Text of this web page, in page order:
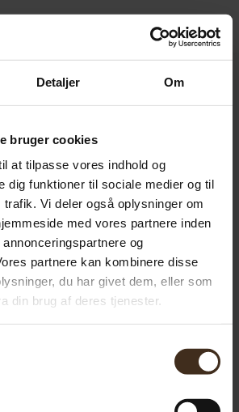
Detaljer Om
bruger cookies
at tilpasse vores indhold og
dig funktioner til sociale medier og til
Vi deler også oplysninger om
med vores partnere inden
og
partnere kan kombinere disse
du har givet dem, eller som
din brug af deres tjenester.
0,00SEK 0